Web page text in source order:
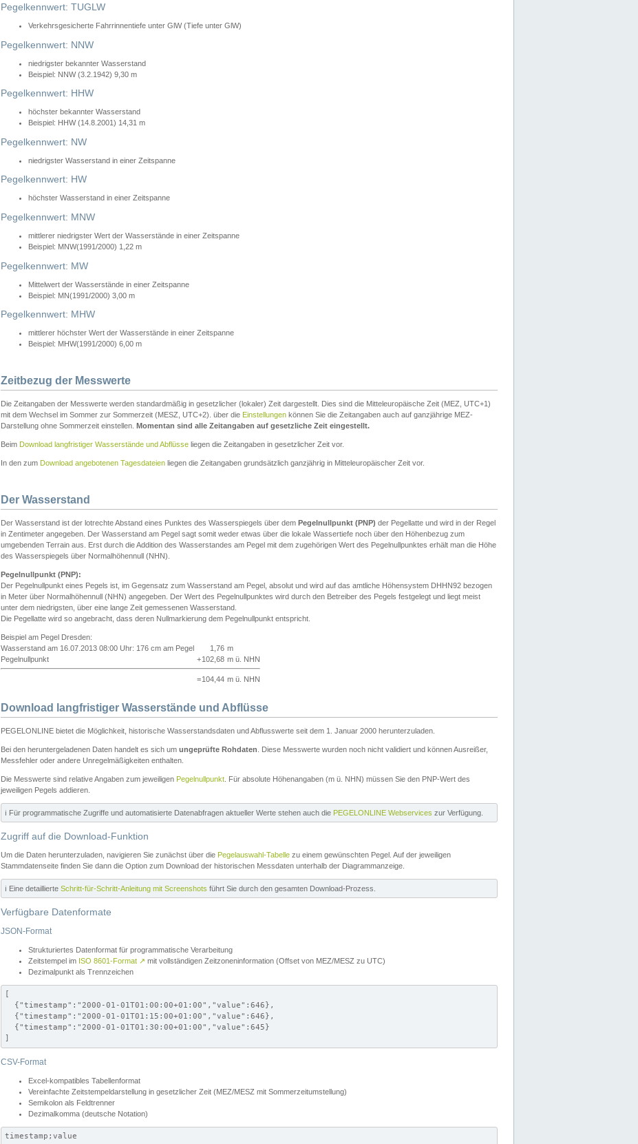
Pegelkennwert: TUGLW
Verkehrsgesicherte Fahrrinnentiefe unter GlW (Tiefe unter GlW)
Pegelkennwert: NNW
niedrigster bekannter Wasserstand
Beispiel: NNW (3.2.1942) 9,30 m
Pegelkennwert: HHW
höchster bekannter Wasserstand
Beispiel: HHW (14.8.2001) 14,31 m
Pegelkennwert: NW
niedrigster Wasserstand in einer Zeitspanne
Pegelkennwert: HW
höchster Wasserstand in einer Zeitspanne
Pegelkennwert: MNW
mittlerer niedrigster Wert der Wasserstände in einer Zeitspanne
Beispiel: MNW(1991/2000) 1,22 m
Pegelkennwert: MW
Mittelwert der Wasserstände in einer Zeitspanne
Beispiel: MN(1991/2000) 3,00 m
Pegelkennwert: MHW
mittlerer höchster Wert der Wasserstände in einer Zeitspanne
Beispiel: MHW(1991/2000) 6,00 m
Zeitbezug der Messwerte
Die Zeitangaben der Messwerte werden standardmäßig in gesetzlicher (lokaler) Zeit dargestellt. Dies sind die Mitteleuropäische Zeit (MEZ, UTC+1)
mit dem Wechsel im Sommer zur Sommerzeit (MESZ, UTC+2). über die Einstellungen können Sie die Zeitangaben auch auf ganzjährige MEZ-
Darstellung ohne Sommerzeit einstellen. Momentan sind alle Zeitangaben auf gesetzliche Zeit eingestellt.
Beim Download langfristiger Wasserstände und Abflüsse liegen die Zeitangaben in gesetzlicher Zeit vor.
In den zum Download angebotenen Tagesdateien liegen die Zeitangaben grundsätzlich ganzjährig in Mitteleuropäischer Zeit vor.
Der Wasserstand
Der Wasserstand ist der lotrechte Abstand eines Punktes des Wasserspiegels über dem Pegelnullpunkt (PNP) der Pegellatte und wird in der Regel
in Zentimeter angegeben. Der Wasserstand am Pegel sagt somit weder etwas über die lokale Wassertiefe noch über den Höhenbezug zum
umgebenden Terrain aus. Erst durch die Addition des Wasserstandes am Pegel mit dem zugehörigen Wert des Pegelnullpunktes erhält man die Höhe
des Wasserspiegels über Normalhöhennull (NHN).
Pegelnullpunkt (PNP):
Der Pegelnullpunkt eines Pegels ist, im Gegensatz zum Wasserstand am Pegel, absolut und wird auf das amtliche Höhensystem DHHN92 bezogen
in Meter über Normalhöhennull (NHN) angegeben. Der Wert des Pegelnullpunktes wird durch den Betreiber des Pegels festgelegt und liegt meist
unter dem niedrigsten, über eine lange Zeit gemessenen Wasserstand.
Die Pegellatte wird so angebracht, dass deren Nullmarkierung dem Pegelnullpunkt entspricht.
Beispiel am Pegel Dresden:
Wasserstand am 16.07.2013 08:00 Uhr: 176 cm am Pegel
1,76 m
Pegelnullpunkt
+102,68 m ü. NHN
=104,44 m ü. NHN
Download langfristiger Wasserstände und Abflüsse
PEGELONLINE bietet die Möglichkeit, historische Wasserstandsdaten und Abflusswerte seit dem 1. Januar 2000 herunterzuladen.
Bei den heruntergeladenen Daten handelt es sich um ungeprüfte Rohdaten . Diese Messwerte wurden noch nicht validiert und können Ausreißer,
Messfehler oder andere Unregelmäßigkeiten enthalten.
Die Messwerte sind relative Angaben zum jeweiligen Pegelnullpunkt . Für absolute Höhenangaben (m ü. NHN) müssen Sie den PNP-Wert des
jeweiligen Pegels addieren.
ℹ️ Für programmatische Zugriffe und automatisierte Datenabfragen aktueller Werte stehen auch die PEGELONLINE Webservices zur Verfügung.
Zugriff auf die Download-Funktion
Um die Daten herunterzuladen, navigieren Sie zunächst über die Pegelauswahl-Tabelle zu einem gewünschten Pegel. Auf der jeweiligen
Stammdatenseite finden Sie dann die Option zum Download der historischen Messdaten unterhalb der Diagrammanzeige.
ℹ️ Eine detaillierte Schritt-für-Schritt-Anleitung mit Screenshots führt Sie durch den gesamten Download-Prozess.
Verfügbare Datenformate
JSON-Format
Strukturiertes Datenformat für programmatische Verarbeitung
Zeitstempel im ISO 8601-Format ↗ mit vollständigen Zeitzoneninformation (Offset von MEZ/MESZ zu UTC)
Dezimalpunkt als Trennzeichen
[
  {"timestamp":"2000-01-01T01:00:00+01:00","value":646},
  {"timestamp":"2000-01-01T01:15:00+01:00","value":646},
  {"timestamp":"2000-01-01T01:30:00+01:00","value":645}
]
CSV-Format
Excel-kompatibles Tabellenformat
Vereinfachte Zeitstempeldarstellung in gesetzlicher Zeit (MEZ/MESZ mit Sommerzeitumstellung)
Semikolon als Feldtrenner
Dezimalkomma (deutsche Notation)
timestamp;value